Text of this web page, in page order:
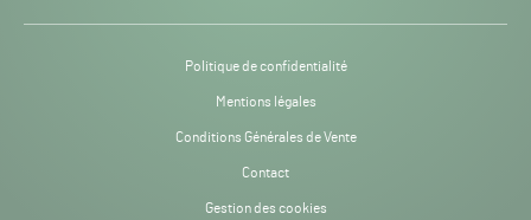
Politique de confidentialité
Mentions légales
Conditions Générales de Vente
Contact
Gestion des cookies